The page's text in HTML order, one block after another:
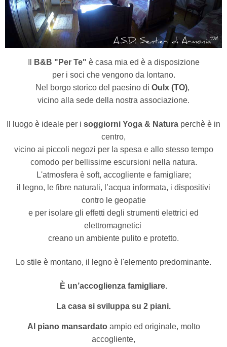
B&B "Per Te" è casa mia ed è a disposizione
per i soci che vengono da lontano.
Nel borgo storico del paesino di Oulx (TO),
vicino alla sede della nostra associazione.
Il luogo è ideale per i soggiorni Yoga & Natura perchè è in
centro,
vicino ai piccoli negozi per la spesa e allo stesso tempo
comodo per bellissime escursioni nella natura.
L'atmosfera è soft, accogliente e famigliare;
il legno, le fibre naturali, l’acqua informata, i dispositivi
contro le geopatie
e per isolare gli effetti degli strumenti elettrici ed
elettromagnetici
creano un ambiente pulito e protetto.
Lo stile è montano, il legno è l'elemento predominante.
È un’accoglienza famigliare.
La casa si sviluppa su 2 piani.
Al piano mansardatoampio ed originale, molto
accogliente,